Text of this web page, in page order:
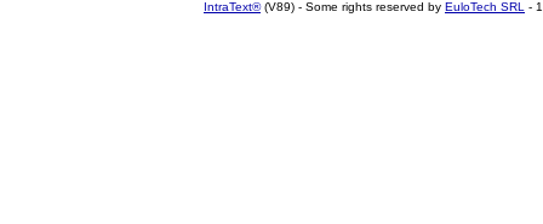
IntraText®(V89) - Some rights reserved by EuloTech SRL -